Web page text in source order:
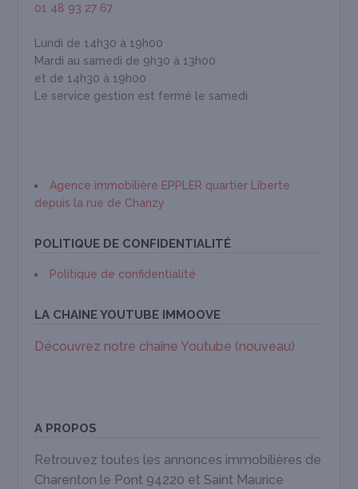
01 48 93 27 67
Lundi de 14h30 à 19h00
Mardi au samedi de 9h30 à 13h00
et de 14h30 à 19h00
Le service gestion est fermé le samedi
Agence immobilière EPPLER quartier Liberte
depuis la rue de Chanzy
POLITIQUE DE CONFIDENTIALITÉ
Politique de confidentialité
LA CHAINE YOUTUBE IMMOOVE
Découvrez notre chaîne Youtube (nouveau)
A PROPOS
Retrouvez toutes les annonces immobilières de
Charenton le Pont 94220 et Saint Maurice